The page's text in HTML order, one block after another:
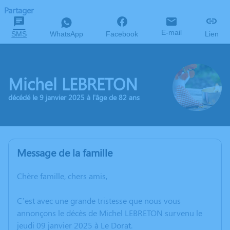
Partager
SMS WhatsApp Facebook E-mail Lien
Michel LEBRETON
décédé le 9 janvier 2025 à l'âge de 82 ans
Message de la famille
Chère famille, chers amis,
C’est avec une grande tristesse que nous vous
annonçons le décès de Michel LEBRETON survenu le
jeudi 09 janvier 2025 à Le Dorat.